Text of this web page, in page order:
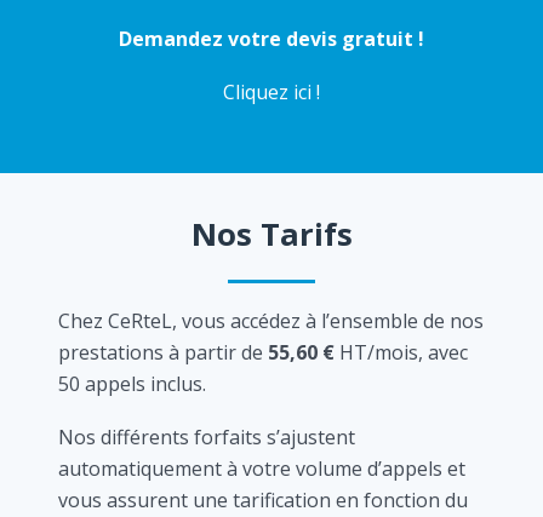
Demandez votre devis gratuit !
Cliquez ici !
Nos Tarifs
Chez CeRteL, vous accédez à l’ensemble de nos
prestations à partir de 55,60 € HT/mois, avec
50 appels inclus.
Nos différents forfaits s’ajustent
automatiquement à votre volume d’appels et
vous assurent une tarification en fonction du